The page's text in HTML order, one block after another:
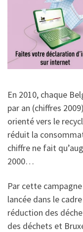
En 2010, chaque
par an (chiffres
orienté vers le
réduit la
chiffre ne fait
2000…
Par cette
lancée dans le
réduction des
des déchets et